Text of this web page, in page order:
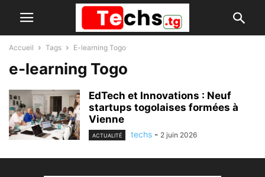
Accueil Tags E-learning Togo
e-learning Togo
EdTech et Innovations : Neuf
startups togolaises formées à
Vienne
ACTUALITÉ techs - 2 juin 2026